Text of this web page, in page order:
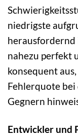
niedrigste
herausfordernd
nahezu perfekt
konsequent
Fehlerquote
Gegnern
Entwickler und